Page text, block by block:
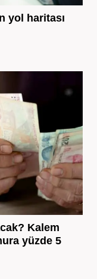
yol haritası
Kalem
yüzde 5